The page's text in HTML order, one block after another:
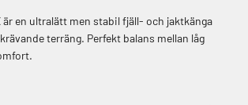
är en ultralätt men stabil fjäll- och jaktkänga
terräng. Perfekt balans mellan låg